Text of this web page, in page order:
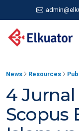
News Resources
4
Scopus